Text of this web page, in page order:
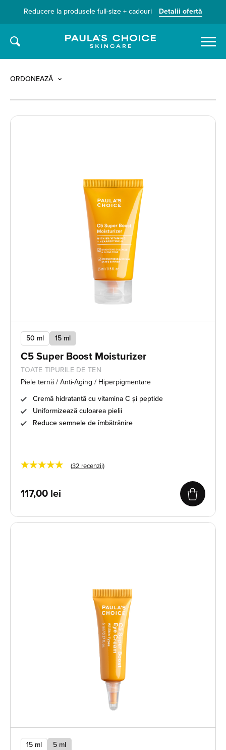
Reducere la produsele full-size + cadouri Detalii ofertă
Caută
ORDONEAZĂ
50 ml 15 ml
C5 Super Boost Moisturizer
TOATE TIPURILE DE TEN
Piele ternă / Anti-Aging / Hiperpigmentare
Cremă hidratantă cu vitamina C și peptide
Uniformizează culoarea pielii
Reduce semnele de îmbătrânire
★★★★★ (32 recenzii)
117,00 lei
15 ml 5 ml